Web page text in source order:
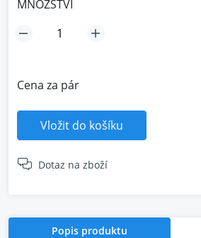
MNOŽSTVÍ
Cena za pár
Vložit do košíku
Dotaz na zboží
Popis produktu